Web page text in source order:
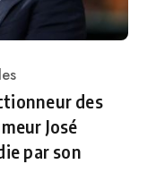
des
José
par son